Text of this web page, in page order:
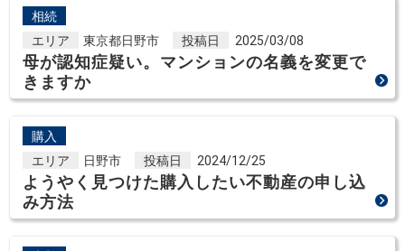
相続
エリア
東京都日野市 投稿日 2025/03/08
母が認知症疑い。マンションの名義を変更で
きますか
購入
エリア
日野市 投稿日 2024/12/25
ようやく見つけた購入したい不動産の申し込
み方法